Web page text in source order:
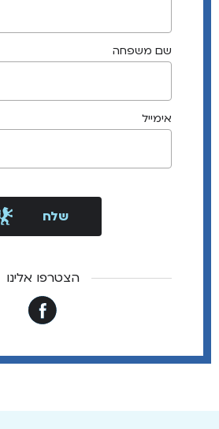
שם משפחה
אימייל
הצטרפו אלינו